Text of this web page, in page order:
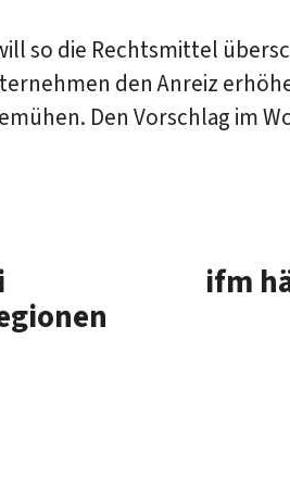
so die Rechtsmittel
den Anreiz
Den Vorschlag im
ifm